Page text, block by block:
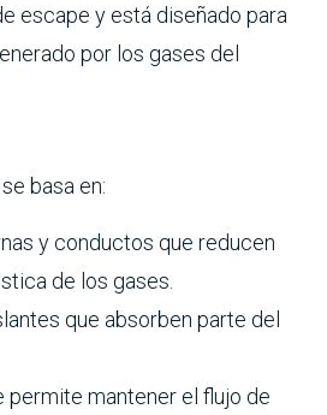
escape y está diseñado para
por los gases del
basa en:
y conductos que reducen
de los gases.
que absorben parte del
permite mantener el flujo de